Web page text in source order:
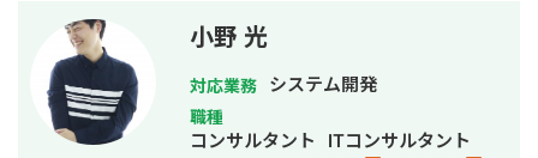
Googleのサービスを使ったら、どんな
感じに開発できるのかイメージが湧か
ないという方も大歓迎！ フワッとした
イメージでも良いので「こんなことを
したい」という内容を伝えて頂けれ
ば、その内容を実現するための方法を
小野 光
対応業務 システム開発
職種
コンサルタント ITコンサルタント